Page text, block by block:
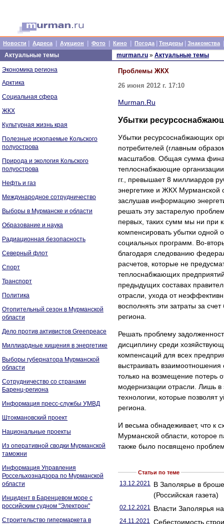
Новости Адреса Аукцион Фото Кино Погода Тендеры Знакомства
Актуальные темы
Экономика региона
Арктика
Социальная сфера
ЖКХ
Культурная жизнь края
Полезные ископаемые Кольского
полуострова
Природа и экология Кольского
полуострова
Нефть и газ
Международное сотрудничество
Выборы в Мурманске и области
Образование и наука
Радиационная безопасность
Северный флот
Спорт
Транспорт
Политика
Отопительный сезон в Мурманской
области
Дело против активистов Greenpeace
Миллиардные хищения в энергетике
Выборы губернатора Мурманской
области
Сотрудничество со странами
Баренц-региона
Информация пресс-службы УМВД
Штокмановский проект
Национальные проекты
Из оперативной сводки Мурманской
таможни
Информация Управления
Россельхознадзора по Мурманской
области
Инцидент в Баренцевом море с
российским судном "Электрон"
Строительство гипермаркета в
murman.ru » Актуальные темы
Проблемы ЖКХ
26 июня 2012 г. 17:10
Murman.Ru
Убытки
Убытки ресурсоснабжающих
потребителей (главным
масштабов. Общая сумма
теплоснабжающие
гг., превышает 8 миллиардов
энергетике и ЖКХ Мурманской
заслушав информацию
решать эту застарелую
первых, таких сумм мы ни при
компенсировать убытки одной
социальных программ. Во-
благодаря следованию
расчетов, которые не
теплоснабжающих
предыдущих составах
отрасли, ухода от
восполнять эти затраты за
региона.
Решать проблему
дисциплину среди
компенсаций для всех
выстраивать
только на возмещение потерь
модернизации отрасли. Лишь
технологии, которые позволят
региона.
И весьма обнадеживает, что к
Мурманской области, которое
также было посвящено
Статьи по теме
13.12.2021 В Заполярье в
(Российская газета)
02.12.2021 Власти Заполярья
24.11.2021 Себестоимость